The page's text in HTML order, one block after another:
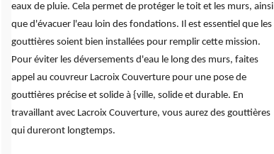
eaux de pluie. Cela permet de protéger le toit et les murs, ainsi
que d'évacuer l'eau loin des fondations. Il est essentiel que les
gouttières soient bien installées pour remplir cette mission.
Pour éviter les déversements d'eau le long des murs, faites
appel au couvreur Lacroix Couverture pour une pose de
gouttières précise et solide à {ville, solide et durable. En
travaillant avec Lacroix Couverture, vous aurez des gouttières
qui dureront longtemps.